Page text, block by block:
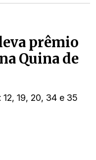
prêmio
Quina de
19, 20, 34 e 35